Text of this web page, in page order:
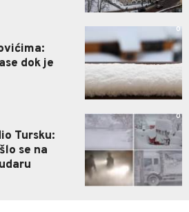
dok je
0
Tursku:
se na
0